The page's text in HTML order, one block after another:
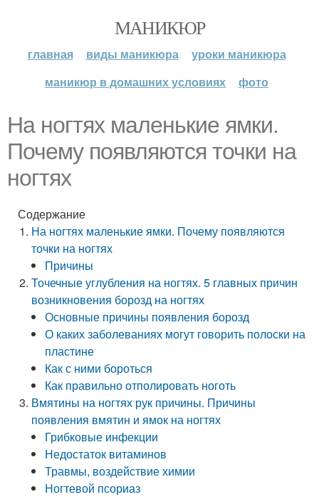
МАНИКЮР
главная виды маникюра
уроки маникюра
маникюр в домашних условиях
фото
На ногтях маленькие ямки.
Почему появляются точки на
ногтях
Содержание
На ногтях маленькие ямки. Почему появляются
точки на ногтях
Причины
Точечные углубления на ногтях. 5 главных причин
возникновения борозд на ногтях
Основные причины появления борозд
О каких заболеваниях могут говорить полоски на
пластине
Как с ними бороться
Как правильно отполировать ноготь
Вмятины на ногтях рук причины. Причины
появления вмятин и ямок на ногтях
Грибковые инфекции
Недостаток витаминов
Травмы, воздействие химии
Ногтевой псориаз